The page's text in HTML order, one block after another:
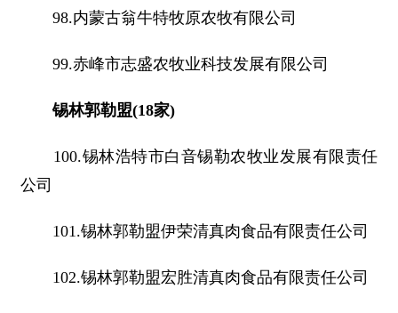
98.内蒙古翁牛特牧原农牧有限公司
99.赤峰市志盛农牧业科技发展有限公司
锡林郭勒盟(18家)
100.锡林浩特市白音锡勒农牧业发展有限责任
公司
101.锡林郭勒盟伊荣清真肉食品有限责任公司
102.锡林郭勒盟宏胜清真肉食品有限责任公司